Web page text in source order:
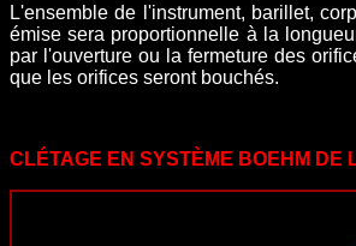
L'ensemble de l'instrument, barillet,
émise sera proportionnelle à la
par l'ouverture ou la fermeture des
que les orifices seront bouchés.
CLÉTAGE EN SYSTÈME BOEHM DE